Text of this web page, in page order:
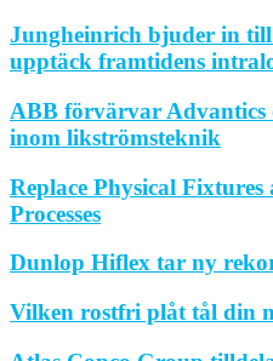
Jungheinrich bjuder in till
upptäck framtidens
ABB förvärvar Advantics
inom likströmsteknik
Replace Physical
Processes
Dunlop Hiflex tar ny
Vilken rostfri plåt tål din